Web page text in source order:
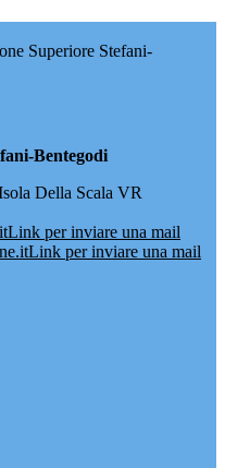
Superiore Stefani-
Bentegodi
Della Scala VR
Link per inviare una mail
Link per inviare una mail